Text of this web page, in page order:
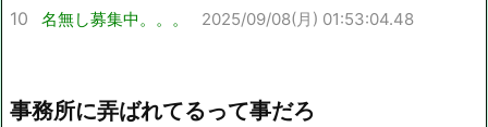
10 名無し募集中。。。 2025/09/08(月) 01:53:04.48
事務所に弄ばれてるって事だろ